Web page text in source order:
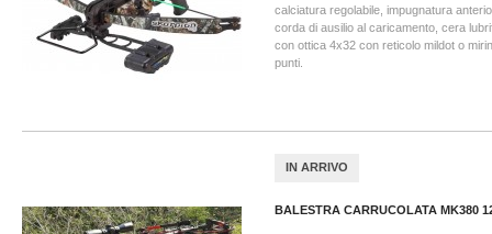
calciatura regolabile, impugnatura
corda di ausilio al caricamento, cera
con ottica 4x32 con reticolo mildot o
punti.
IN ARRIVO
BALESTRA CARRUCOLATA MK380